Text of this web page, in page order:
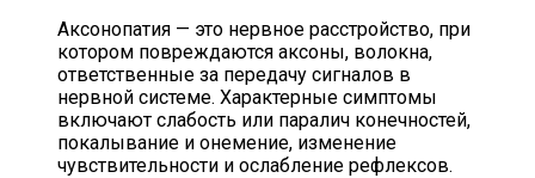
Аксонопатия — это нервное расстройство, при
котором повреждаются аксоны, волокна,
ответственные за передачу сигналов в
нервной системе. Характерные симптомы
включают слабость или паралич конечностей,
покалывание и онемение, изменение
чувствительности и ослабление рефлексов.